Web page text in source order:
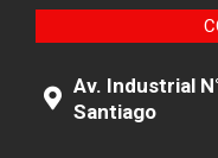
Av. Industrial
Santiago